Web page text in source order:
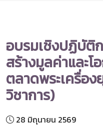
อบรมเชิงปฏิบัติ
สร้างมูลค่าและโ
ตลาดพระเครื่อ
วิชาการ)
28 มิถุนายน 2569